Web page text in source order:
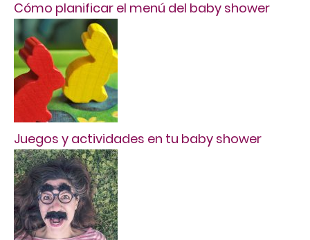
Cómo planificar el menú del baby shower
Juegos y actividades en tu baby shower